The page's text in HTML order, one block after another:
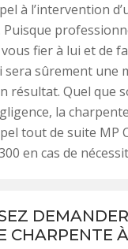
à l’intervention
Puisque
fier à lui et de
sera sûrement une
résultat. Quel que
la
tout de suite MP
en cas de
CHARPENTE